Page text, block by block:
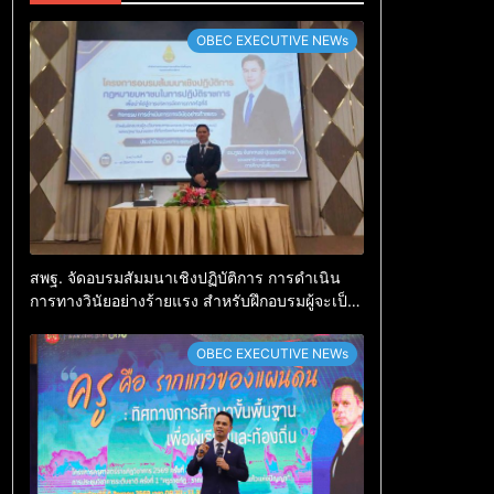
OBEC EXECUTIVE NEWs
สพฐ. จัดอบรมสัมมนาเชิงปฏิบัติการ การดำเนิน
การทางวินัยอย่างร้ายแรง สำหรับฝึกอบรมผู้จะเป็น
OBEC EXECUTIVE NEWs